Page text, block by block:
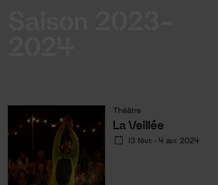
Théâtre
La Veillée
13 févr. - 4 avr. 2024